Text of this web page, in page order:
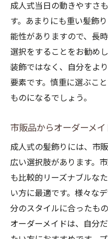
成人式当日の動きやすさ
す。あまりにも重い髪飾
能性がありますので、長
選択をすることをお勧め
装飾ではなく、自分をよ
要素です。慎重に選ぶこ
ものになるでしょう。
市販品からオーダーメ
成人式の髪飾りには、市
広い選択肢があります。
も比較的リーズナブルな
い方に最適です。様々な
分のスタイルに合ったも
オーダーメイドは、自分